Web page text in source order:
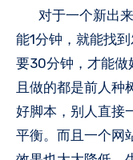
对于一个新出来
能1分钟，就能找
要30分钟，才能做
且做的都是前人种
好脚本，别人直接
平衡。而且一个网